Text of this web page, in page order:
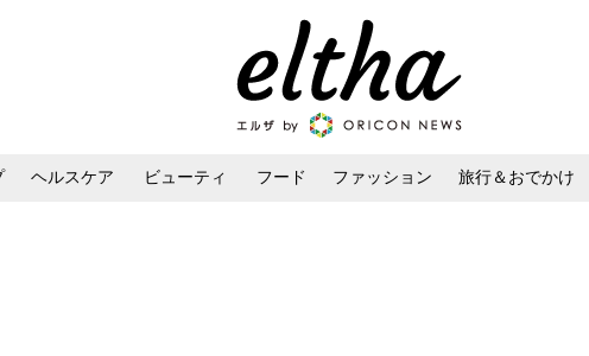
ヘルスケア ビューティ フード ファッション 旅行＆おでかけ